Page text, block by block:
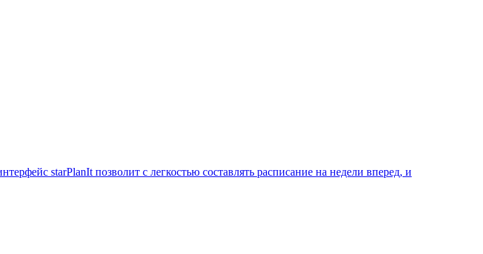
starPlanIt позволит с легкостью составлять расписание на недели вперед, и